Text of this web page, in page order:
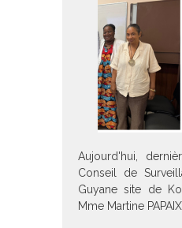
Aujourd'hui,
Conseil de
Guyane site de
Mme Martine PAPAIX